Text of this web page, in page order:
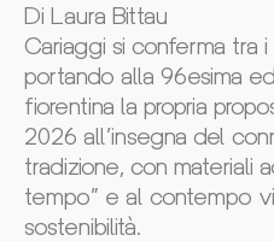
Di Laura Bittau
Cariaggi si conferma tra i
portando alla 96esima
fiorentina la propria
2026 all’insegna del
tradizione, con materiali
tempo” e al contempo
sostenibilità.